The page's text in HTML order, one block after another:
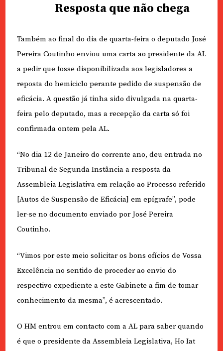
Resposta que não chega
Também ao final do dia de quarta-feira o deputado José
Pereira Coutinho enviou uma carta ao presidente da AL
a pedir que fosse disponibilizada aos legisladores a
reposta do hemiciclo perante pedido de suspensão de
eficácia. A questão já tinha sido divulgada na quarta-
feira pelo deputado, mas a recepção da carta só foi
confirmada ontem pela AL.
“No dia 12 de Janeiro do corrente ano, deu entrada no
Tribunal de Segunda Instância a resposta da
Assembleia Legislativa em relação ao Processo referido
[Autos de Suspensão de Eficácia] em epígrafe”, pode
ler-se no documento enviado por José Pereira
Coutinho.
“Vimos por este meio solicitar os bons ofícios de Vossa
Excelência no sentido de proceder ao envio do
respectivo expediente a este Gabinete a fim de tomar
conhecimento da mesma”, é acrescentado.
O HM entrou em contacto com a AL para saber quando
é que o presidente da Assembleia Legislativa, Ho Iat